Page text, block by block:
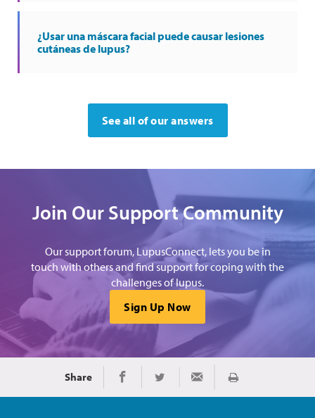
¿Usar una máscara facial puede causar lesiones
cutáneas de lupus?
See all of our answers
Join Our Support Community
Our support forum, LupusConnect, lets you be in
touch with others and find support for coping with the
challenges of lupus.
Sign Up Now
Share Share on Facebook
Share on TwitterShare via EmailImprimir